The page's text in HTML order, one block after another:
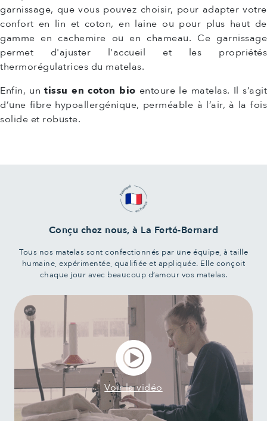
garnissage, que vous pouvez choisir, pour adapter votre
confort en lin et coton, en laine ou pour plus haut de
gamme en cachemire ou en chameau. Ce garnissage
permet d'ajuster l'accueil et les propriétés
thermorégulatrices du matelas.
Enfin, untissu en coton bio entoure le matelas. Il s’agit
d’une fibre hypoallergénique, perméable à l’air, à la fois
solide et robuste.
Conçu chez nous, à La Ferté-Bernard
Tous nos matelas sont confectionnés par une équipe, à taille
humaine, expérimentée, qualifiée et appliquée. Elle conçoit
chaque jour avec beaucoup d’amour vos matelas.
Voir la vidéo